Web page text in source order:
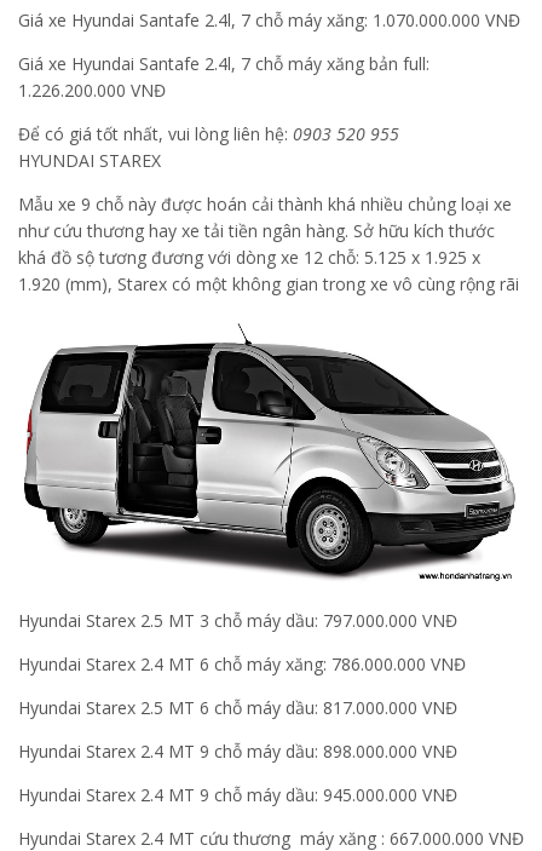
Giá xe Hyundai Santafe 2.4l, 7 chỗ máy xăng: 1.070.000.000 VNĐ
Giá xe Hyundai Santafe 2.4l, 7 chỗ máy xăng bản full:
1.226.200.000 VNĐ
Để có giá tốt nhất, vui lòng liên hệ: 0903 520 955
HYUNDAI STAREX
Mẫu xe 9 chỗ này được hoán cải thành khá nhiều chủng loại xe
như cứu thương hay xe tải tiền ngân hàng. Sở hữu kích thước
khá đồ sộ tương đương với dòng xe 12 chỗ: 5.125 x 1.925 x
1.920 (mm), Starex có một không gian trong xe vô cùng rộng rãi
Hyundai Starex 2.5 MT 3 chỗ máy dầu: 797.000.000 VNĐ
Hyundai Starex 2.4 MT 6 chỗ máy xăng: 786.000.000 VNĐ
Hyundai Starex 2.5 MT 6 chỗ máy dầu: 817.000.000 VNĐ
Hyundai Starex 2.4 MT 9 chỗ máy dầu: 898.000.000 VNĐ
Hyundai Starex 2.4 MT 9 chỗ máy dầu: 945.000.000 VNĐ
Hyundai Starex 2.4 MT cứu thương máy xăng : 667.000.000 VNĐ